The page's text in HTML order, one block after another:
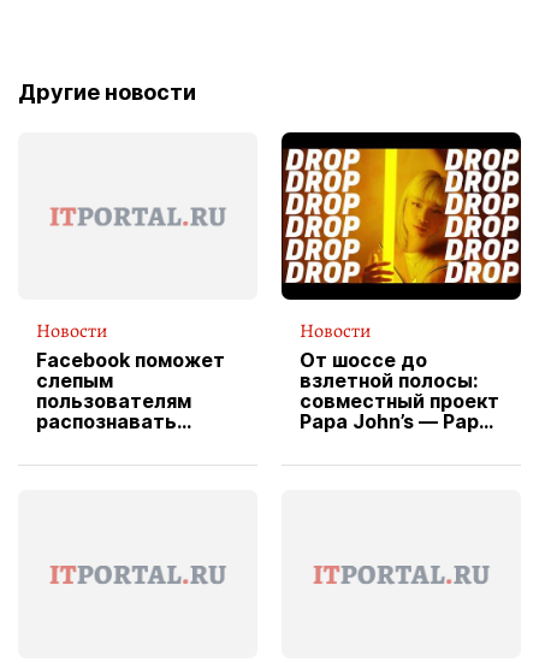
Другие новости
Новости
Facebook поможет
слепым
пользователям
распознавать
Новости
От шоссе до
взлетной полосы:
совместный проект
Papa John’s — Papa
вводит